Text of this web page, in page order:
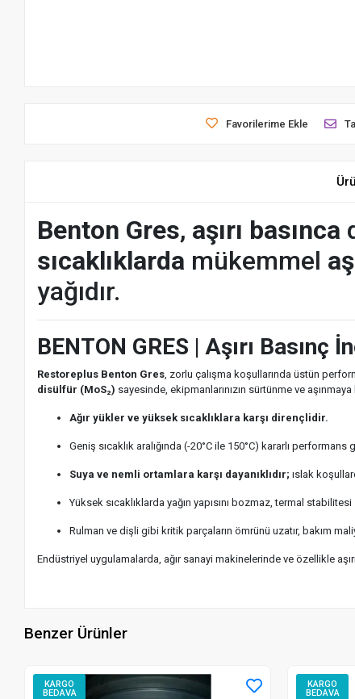
Favorilerime Ekle
Benton Gres, aşırı basınca
sıcaklıklarda mükemmel
yağıdır.
BENTON GRES | Aşırı
Restoreplus Benton Gres, zorlu çalışma koşullarında üstün
disülfür (MoS₂) sayesinde, ekipmanlarınızın sürtünme ve
Ağır yükler ve yüksek sıcaklıklara karşı dirençlidir.
Geniş sıcaklık aralığında (-20°C ile 150°C) kararlı performans
Suya ve nemli ortamlara karşı dayanıklıdır; ıslak
Yüksek sıcaklıklarda yağın yapısını bozmaz, termal
Rulman ve dişli gibi kritik parçaların ömrünü uzatır, bakım
Endüstriyel uygulamalarda, ağır sanayi makinelerinde ve özellikle
Benzer Ürünler
KARGO
BEDAVA
KARGO
BEDAVA